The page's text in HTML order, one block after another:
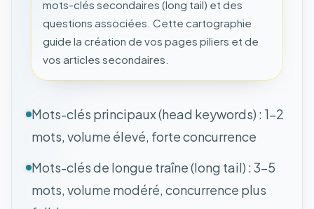
mots-clés secondaires (long tail) et des
questions associées. Cette cartographie
guide la création de vos pages piliers et de
vos articles secondaires.
Mots-clés principaux (head keywords) : 1-2
mots, volume élevé, forte concurrence
Mots-clés de longue traîne (long tail) : 3-5
mots, volume modéré, concurrence plus